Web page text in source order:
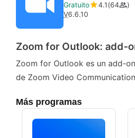
Gratuito
4.1 64
V6.6.10
Zoom for Outlook: add-
Zoom for Outlook es un add-
de Zoom Video
Más programas